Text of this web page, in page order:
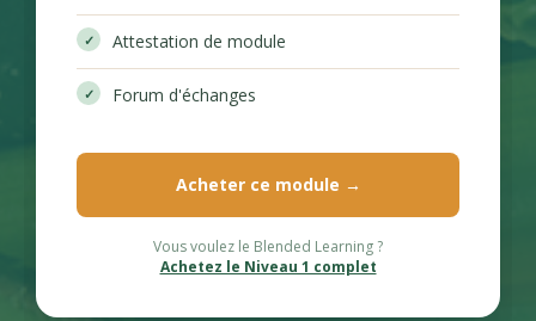
Attestation de module
Forum d'échanges
Acheter ce module →
Vous voulez le Blended Learning ?
Achetez le Niveau 1 complet